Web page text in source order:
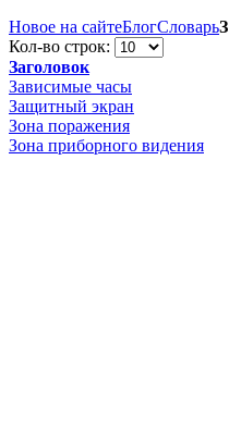
Новое на сайтеБлогСловарьЗ
Кол-во строк:
Заголовок
Зависимые часы
Защитный экран
Зона поражения
Зона приборного видения